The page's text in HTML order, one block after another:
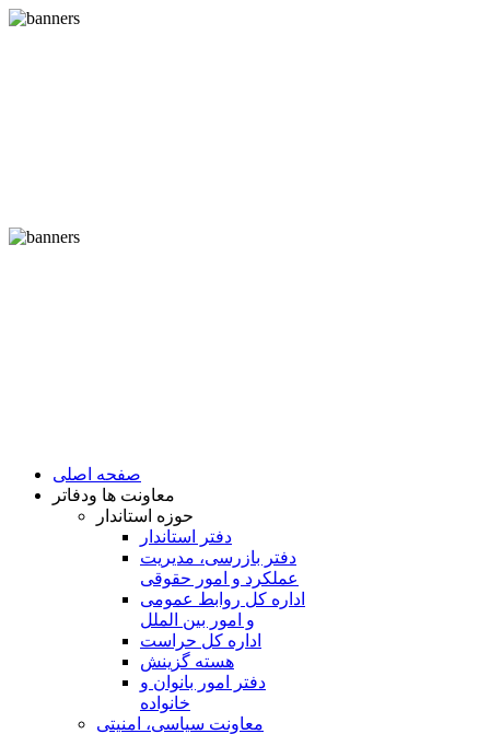
صفحه اصلی
معاونت ها ودفاتر
حوزه استاندار
دفتر استاندار
دفتر بازرسی، مدیریت
عملکرد و امور حقوقی
اداره کل روابط عمومی
و امور بین الملل
اداره کل حراست
هسته گزینش
دفتر امور بانوان و
خانواده
معاونت سیاسی، امنیتی